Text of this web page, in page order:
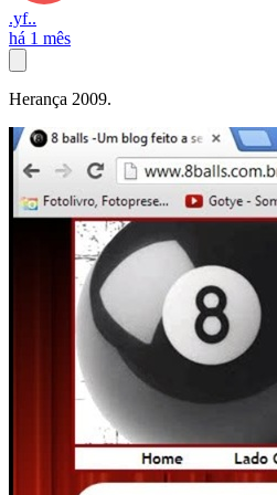
.yf..
há 1 mês
Herança 2009.